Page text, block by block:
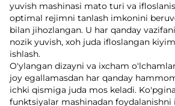
yuvish mashinasi mato turi va
optimal rejimni tanlash imkonini
bilan jihozlangan. U har qanday
nozik yuvish, xoh juda ifloslangan
ishlash.
O'ylangan dizayni va ixcham
joy egallamasdan har qanday
ichki qismiga juda mos keladi.
funktsiyalar mashinadan